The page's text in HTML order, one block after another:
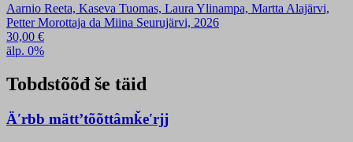
Aarnio Reeta, Kaseva Tuomas, Laura Ylinampa, Martta Alajärvi,
Petter Morottaja da Miina Seurujärvi, 2026
30,00 €
älp. 0%
Tobdstõõđ še täid
Äʹrbb mättʼtõõttâmǩeʹrjj